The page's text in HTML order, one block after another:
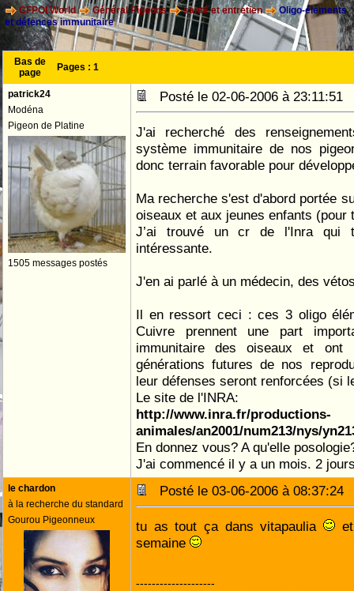
CFPOI World Général Pigeons santé et entretien
Oligo-éléments
et défences immunitaire
Bas de
page
Pages : 1
patrick24
Modéna
Pigeon de Platine
1505 messages postés
Posté le 02-06-2006 à 23:11:51
J'ai recherché des
système immunitaire de nos
donc terrain favorable pour
Ma recherche s'est d'abord portée
oiseaux et aux jeunes enfants (pour
J’ai trouvé un cr de l'Inra qui
intéressante.
J'en ai parlé à un médecin, des
Il en ressort ceci : ces 3 oligo
Cuivre prennent une part
immunitaire des oiseaux et ont
générations futures de nos
leur défenses seront renforcées (si
Le site de l'INRA:
http://www.inra.fr/productions-
animales/an2001/num213/nys/
En donnez vous? A qu'elle
J'ai commencé il y a un mois. 2
le chardon
à la recherche du standard
Gourou Pigeonneux
Posté le 03-06-2006 à
tu as tout ça dans vitapaulia
semaine
--------------------